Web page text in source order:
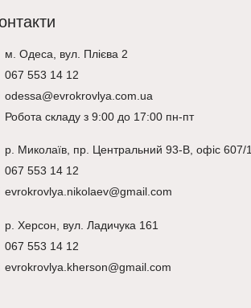
м. Одеса, вул. Плієва 2
067 553 14 12
odessa@evrokrovlya.com.ua
Робота складу з 9:00 до 17:00 пн-пт
р. Миколаїв , пр. Центральний 93-В, офіс 607/1
067 553 14 12
evrokrovlya.nikolaev@gmail.com
р. Херсон , вул. Ладичука 161
067 553 14 12
evrokrovlya.kherson@gmail.com